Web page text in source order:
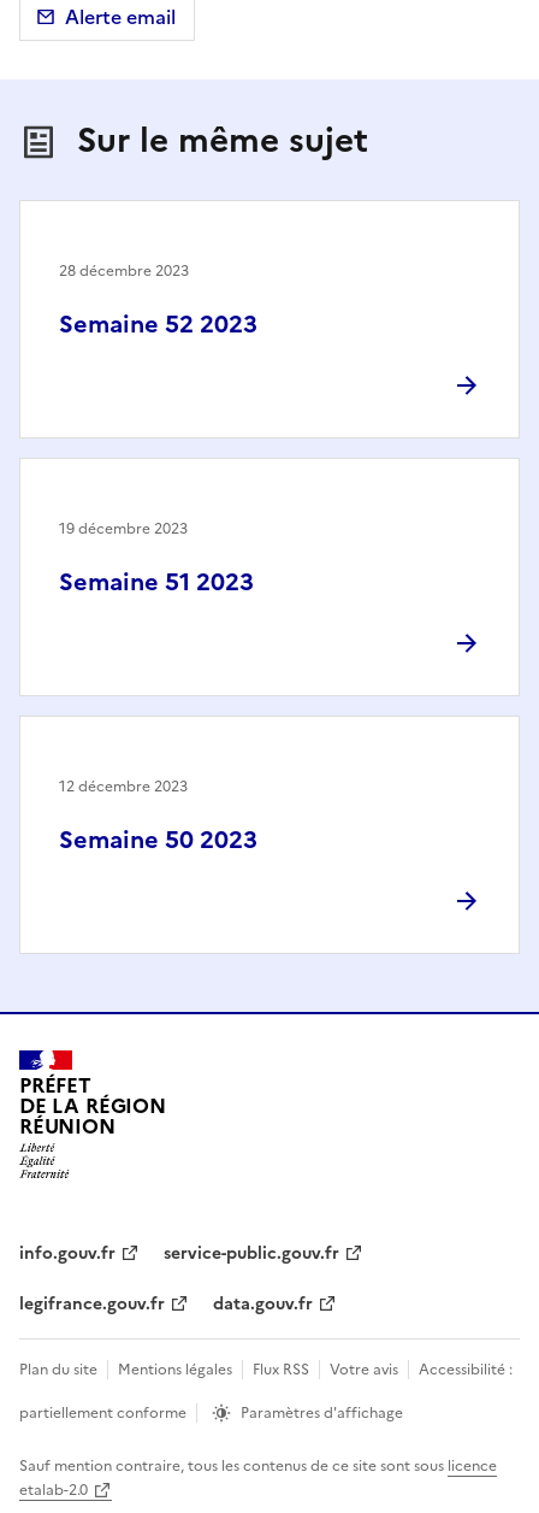
Alerte email
Sur le même sujet
Semaine 52 2023
28 décembre 2023
Semaine 51 2023
19 décembre 2023
Semaine 50 2023
12 décembre 2023
PRÉFET
DE LA RÉGION
RÉUNION
info.gouv.fr
service-public.gouv.fr
legifrance.gouv.fr
data.gouv.fr
Plan du site Mentions légales Flux RSS Votre avis
Accessibilité :
partiellement conforme
Paramètres d'affichage
Sauf mention contraire, tous les contenus de ce site sont sous licence
etalab-2.0